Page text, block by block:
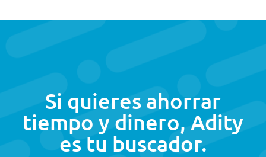
Si quieres ahorrar
tiempo y dinero, Adity
es tu buscador.